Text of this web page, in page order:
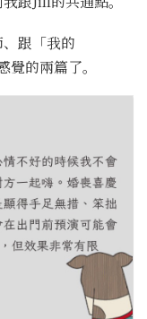
跟「我的
的兩篇了。